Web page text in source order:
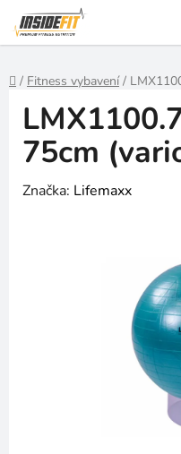
Přejít
na
obsah
Domů
/ Fitness vybavení /
75cm
Značka: Lifemaxx